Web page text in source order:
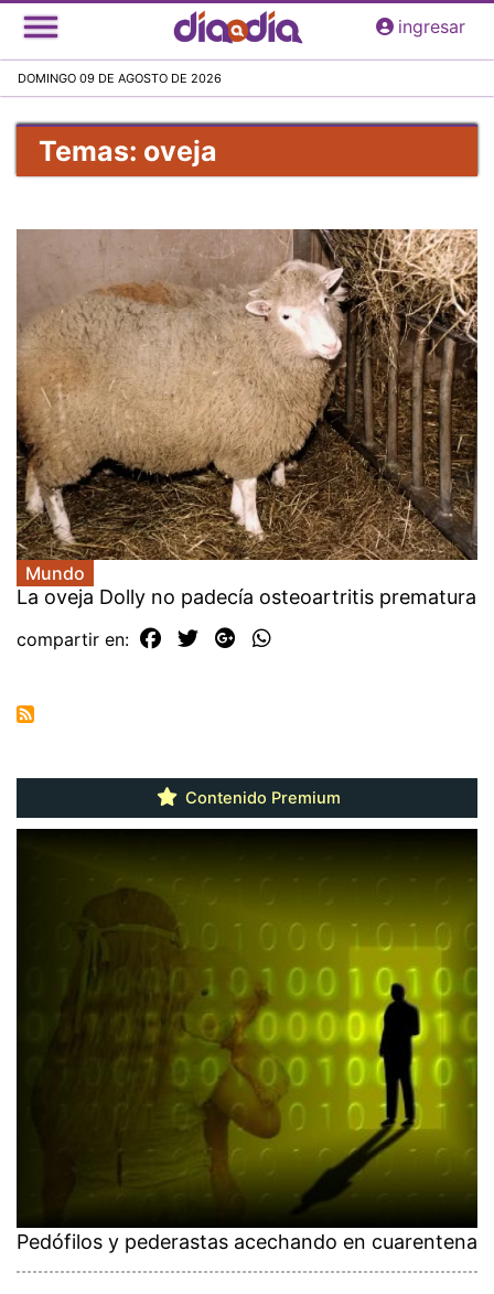
Pasar
al
principal
ingresar
DOMINGO 09 DE AGOSTO DE 2026
Temas: oveja
Mundo
La oveja Dolly no padecía osteoartritis prematura
compartir en:
Contenido Premium
Pedófilos y pederastas acechando en cuarentena